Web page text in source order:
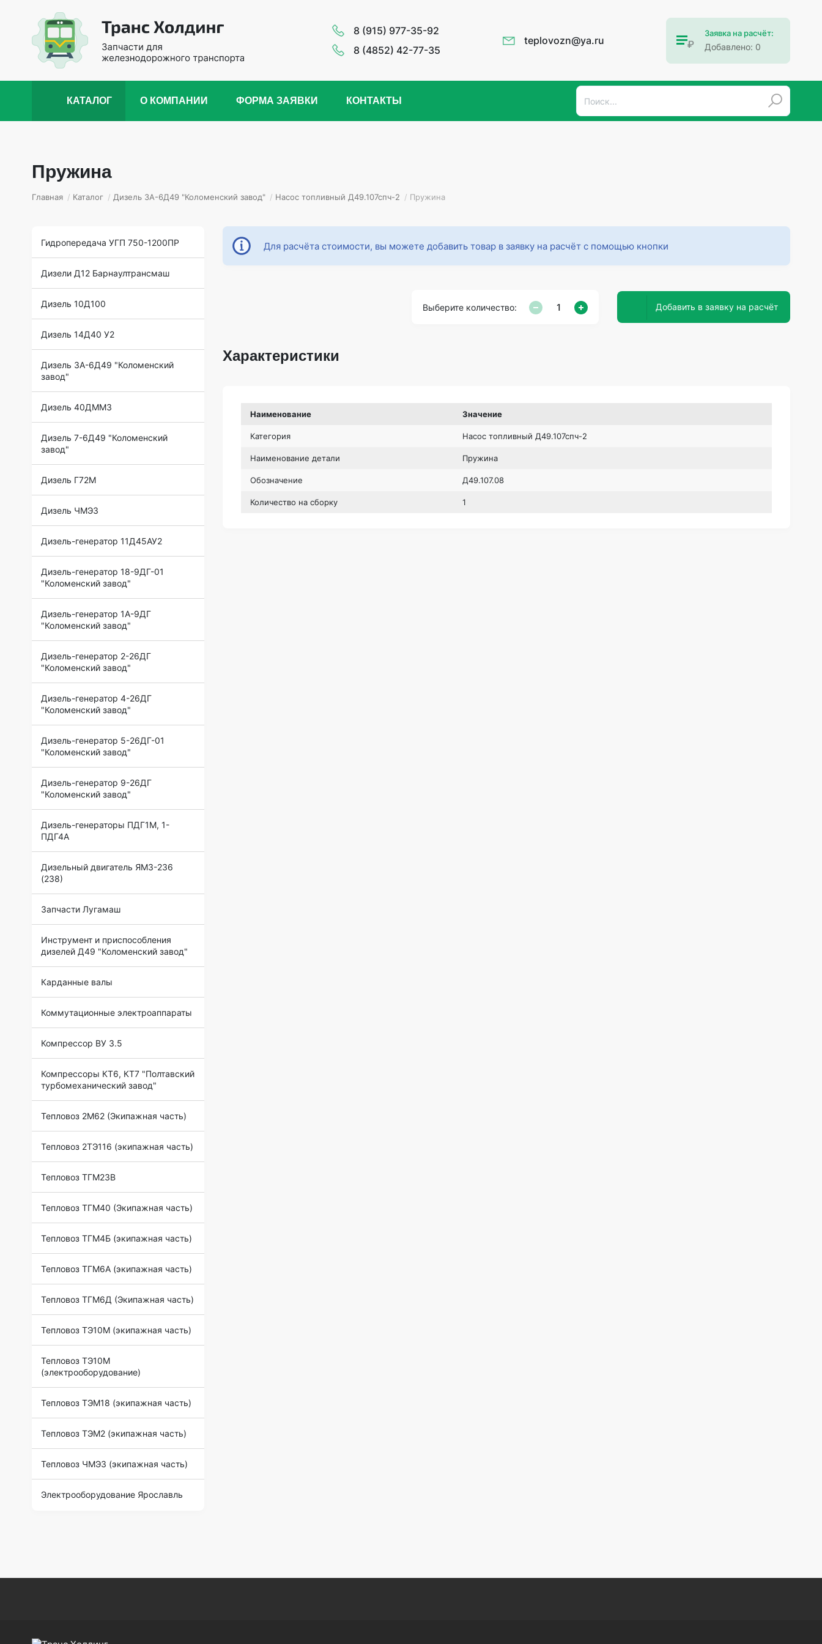
8 (915) 977-35-92
8 (4852) 42-77-35
teplovozn@ya.ru
Заявка на расчёт:
Добавлено: 0
КАТАЛОГ О КОМПАНИИ ФОРМА ЗАЯВКИ КОНТАКТЫ
Пружина
Главная / Каталог / Дизель 3А-6Д49 "Коломенский завод" / Насос топливный Д49.107спч-2 / Пружина
Гидропередача УГП 750-1200ПР
Дизели Д12 Барнаултрансмаш
Дизель 10Д100
Дизель 14Д40 У2
Дизель 3А-6Д49 "Коломенский
завод"
Дизель 40ДММЗ
Дизель 7-6Д49 "Коломенский
завод"
Дизель Г72М
Дизель ЧМЭ3
Дизель-генератор 11Д45АУ2
Дизель-генератор 18-9ДГ-01
"Коломенский завод"
Дизель-генератор 1А-9ДГ
"Коломенский завод"
Дизель-генератор 2-26ДГ
"Коломенский завод"
Дизель-генератор 4-26ДГ
"Коломенский завод"
Дизель-генератор 5-26ДГ-01
"Коломенский завод"
Дизель-генератор 9-26ДГ
"Коломенский завод"
Дизель-генераторы ПДГ1М, 1-
ПДГ4А
Дизельный двигатель ЯМЗ-236
(238)
Запчасти Лугамаш
Инструмент и приспособления
дизелей Д49 "Коломенский завод"
Карданные валы
Коммутационные электроаппараты
Компрессор ВУ 3.5
Компрессоры КТ6, КТ7 "Полтавский
турбомеханический завод"
Тепловоз 2М62 (Экипажная часть)
Тепловоз 2ТЭ116 (экипажная часть)
Тепловоз ТГМ23В
Тепловоз ТГМ40 (Экипажная часть)
Тепловоз ТГМ4Б (экипажная часть)
Тепловоз ТГМ6А (экипажная часть)
Тепловоз ТГМ6Д (Экипажная часть)
Тепловоз ТЭ10М (экипажная часть)
Тепловоз ТЭ10М
(электрооборудование)
Тепловоз ТЭМ18 (экипажная часть)
Тепловоз ТЭМ2 (экипажная часть)
Тепловоз ЧМЭ3 (экипажная часть)
Электрооборудование Ярославль
Для расчёта стоимости, вы можете добавить товар в заявку на расчёт с помощью кнопки
Выберите количество: Добавить в заявку на расчёт
Характеристики
Наименование Значение
Категория Насос топливный Д49.107спч-2
Наименование детали Пружина
Обозначение Д49.107.08
Количество на сборку 1